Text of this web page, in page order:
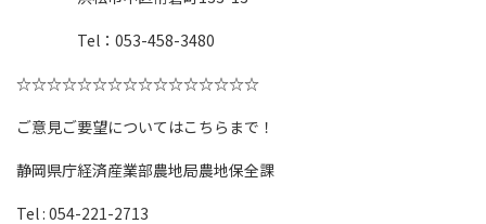
tel：053-458-3480
☆☆☆☆☆☆☆☆☆☆☆☆☆☆☆☆
ご意見ご要望についてはこちらまで！
静岡県庁経済産業部農地局農地保全課
tel : 054-221-2713